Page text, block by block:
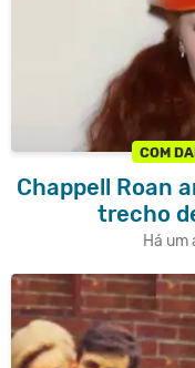
COM
Chappell Roan
trecho
Há um